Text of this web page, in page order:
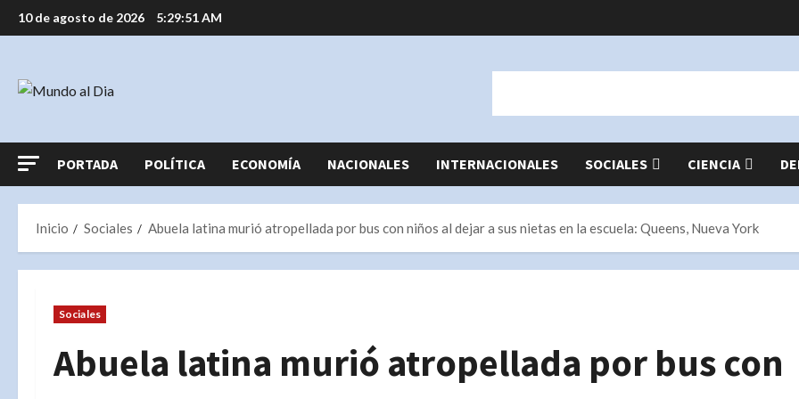
Saltar
al
10 de agosto de 2026 5:29:51 AM
PORTADA POLÍTICA ECONOMÍA NACIONALES INTERNACIONALES SOCIALES CIENCIA
Inicio Sociales Abuela latina murió atropellada por bus con niños al dejar a sus nietas en la escuela: Queens, Nueva York
Sociales
Abuela latina murió atropellada por bus con